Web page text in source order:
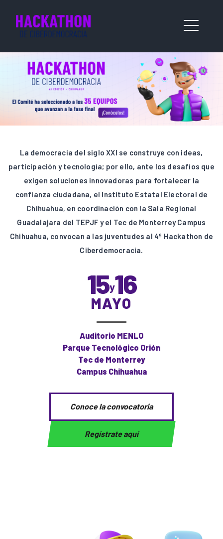
La democracia del siglo XXI se construye con ideas,
participación y tecnología; por ello, ante los desafíos que
exigen soluciones innovadoras para fortalecer la
confianza ciudadana, el Instituto Estatal Electoral de
Chihuahua, en coordinación con la Sala Regional
Guadalajara del TEPJF y el Tec de Monterrey Campus
Chihuahua, convocan a las juventudes al 4º Hackathon de
Ciberdemocracia.
15y16
MAYO
Auditorio MENLO
Parque Tecnológico Orión
Tec de Monterrey
Campus Chihuahua
Conoce la convocatoria
Regístrate aquí